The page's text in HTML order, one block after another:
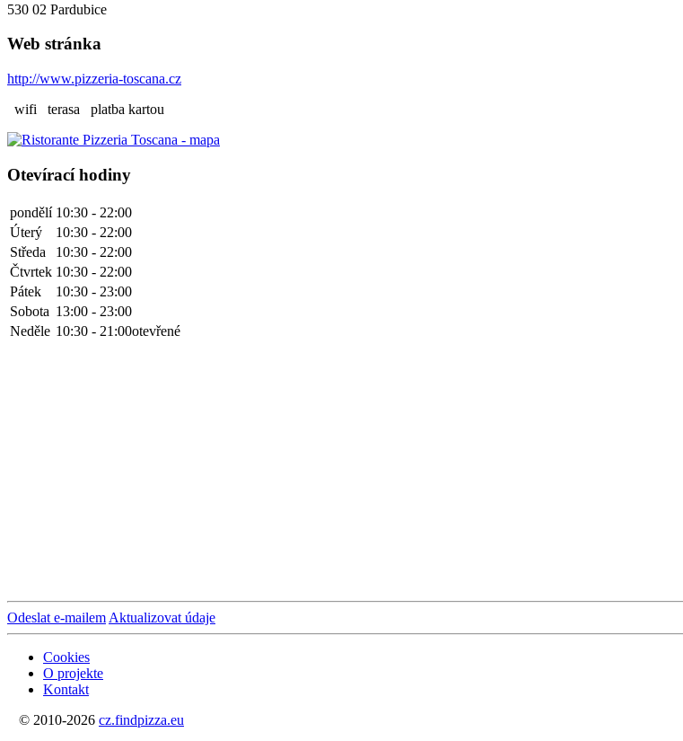
530 02 Pardubice
Web stránka
http://www.pizzeria-toscana.cz
wifi
terasa platba kartou
Otevírací hodiny
pondělí 10:30 - 22:00
Úterý
10:30 - 22:00
Středa
10:30 - 22:00
Čtvrtek 10:30 - 22:00
Pátek
10:30 - 23:00
Sobota 13:00 - 23:00
Neděle 10:30 - 21:00otevřené
Odeslat e-mailem Aktualizovat údaje
Cookies
O projekte
Kontakt
© 2010-2026 cz.findpizza.eu